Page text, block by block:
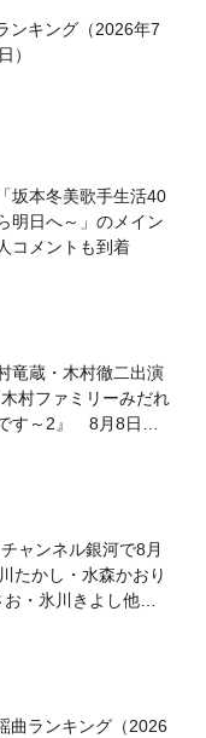
ンキング（2026年7
）
坂本冬美歌手生活40
明日へ～」のメイン
コメントも到着
竜蔵・木村徹二出演
村ファミリーみだれ
す～2』 8月8日
ャンネル銀河で8月
かし・水森かおり
・氷川きよし他登
曲ランキング（2026